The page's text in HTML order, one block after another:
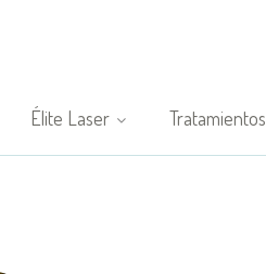
Élite Laser Tratamientos